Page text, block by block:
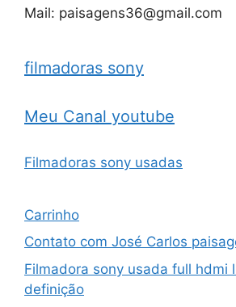
Mail: paisagens36@gmail.com
filmadoras sony
Meu Canal youtube
Filmadoras sony usadas
Carrinho
Contato com José Carlos
Filmadora sony usada full hdmi
definição